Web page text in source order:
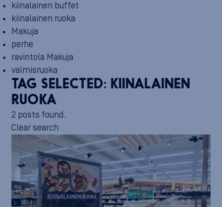
kiinalainen buffet
kiinalainen ruoka
Makuja
perhe
ravintola Makuja
valmisruoka
TAG SELECTED: KIINALAINEN
RUOKA
2 posts found.
Clear search